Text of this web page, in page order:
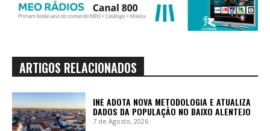
ARTIGOS RELACIONADOS
INE ADOTA NOVA METODOLOGIA E ATUALIZA
DADOS DA POPULAÇÃO NO BAIXO ALENTEJO
7 de Agosto, 2026